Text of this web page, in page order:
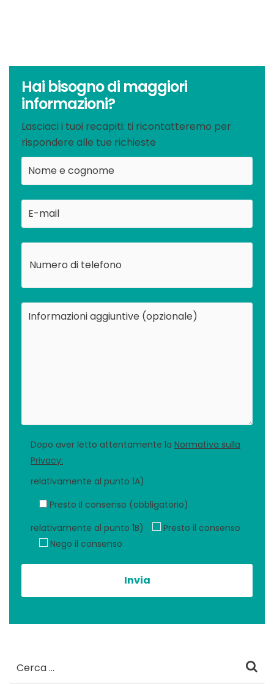
Hai bisogno di maggiori
informazioni?
Lasciaci i tuoi recapiti: ti ricontatteremo per
rispondere alle tue richieste
Dopo aver letto attentamente la Normativa sulla
Privacy:
relativamente al punto 1A)
Presto il consenso (obbligatorio)
relativamente al punto 1B)
Presto il consenso
Nego il consenso
per: